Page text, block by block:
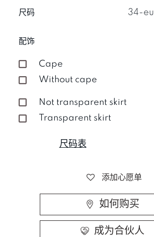
尺码 34-eu
配饰
Cape
Without cape
Not transparent skirt
Transparent skirt
尺码表
添加心愿单
如何购买
成为合伙人